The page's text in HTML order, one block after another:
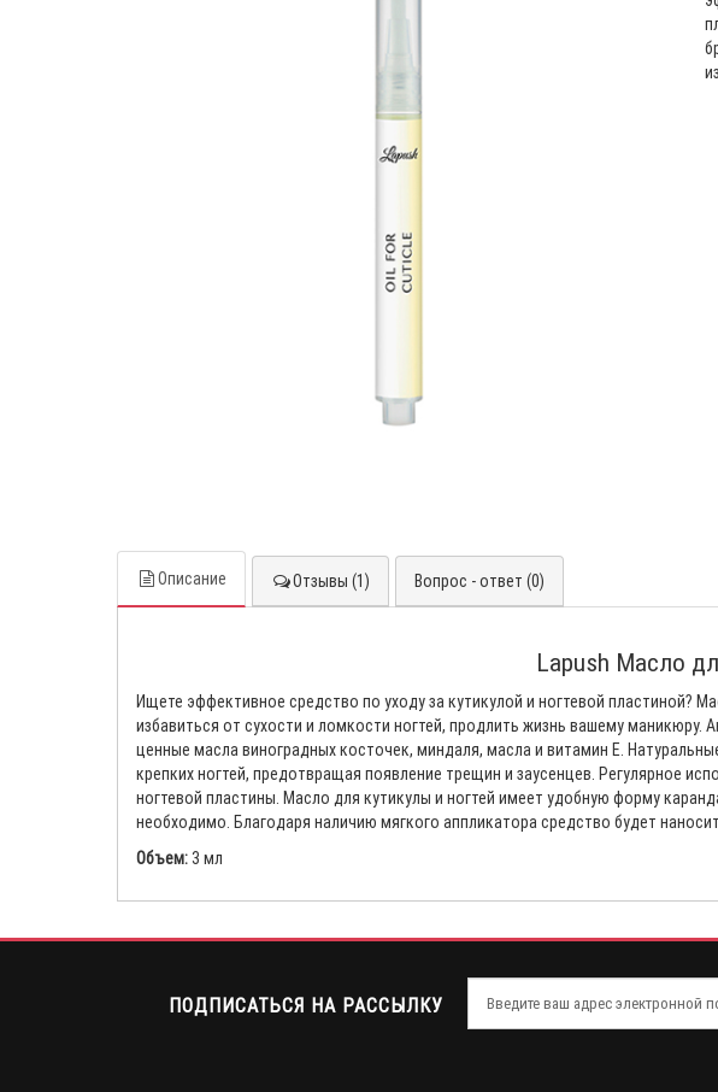
Описание Отзывы (1) Вопрос - ответ (0)
Lapush Масло
Ищете эффективное средство по уходу за кутикулой и ногтевой пластиной?
избавиться от сухости и ломкости ногтей, продлить жизнь вашему
ценные масла виноградных косточек, миндаля, масла и витамин Е.
крепких ногтей, предотвращая появление трещин и заусенцев. Регулярное
ногтевой пластины. Масло для кутикулы и ногтей имеет удобную форму
необходимо. Благодаря наличию мягкого аппликатора средство будет
Объем: 3 мл
ПОДПИСАТЬСЯ НА РАССЫЛКУ